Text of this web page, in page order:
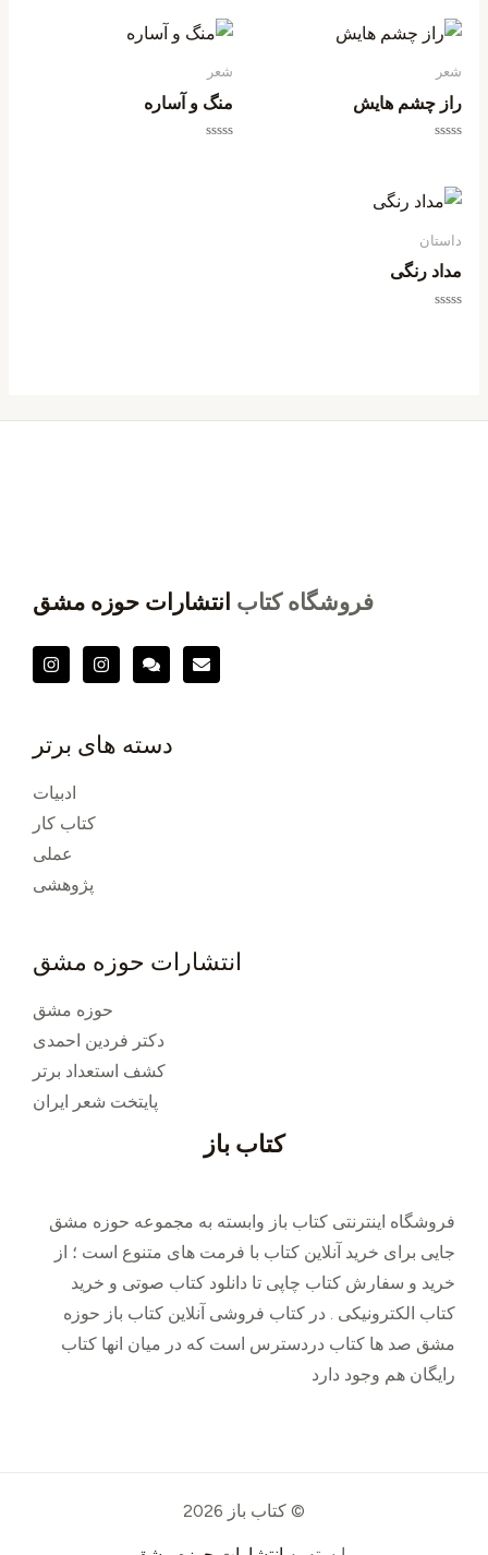
شعر
راز چشم هایش
5
شعر
منگ و آساره
داستان
مداد رنگی
فروشگاه کتاب انتشارات حوزه مشق
دسته های برتر
ادبیات
کتاب کار
عملی
پژوهشی
انتشارات حوزه مشق
حوزه مشق
دکتر فردین احمدی
کشف استعداد برتر
پایتخت شعر ایران
کتاب باز
فروشگاه اینترنتی کتاب باز وابسته به مجموعه حوزه مشق
جایی برای خرید ‌آنلاین کتاب با فرمت های متنوع است ؛ از
خرید و سفارش کتاب چاپی تا دانلود کتاب صوتی و خرید
کتاب الکترونیکی . در کتاب فروشی آنلاین کتاب باز حوزه
مشق صد ها کتاب دردسترس است که در میان انها کتاب
رایگان هم وجود دارد
© کتاب باز 2026